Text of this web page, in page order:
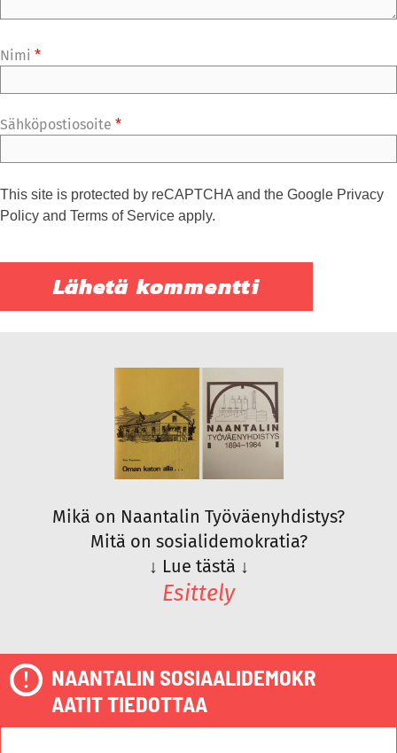
Nimi *
Sähköpostiosoite *
This site is protected by reCAPTCHA and the Google Privacy
Policy and Terms of Service apply.
Mikä on Naantalin Työväenyhdistys?
Mitä on sosialidemokratia?
↓ Lue tästä ↓
Esittely
NAANTALIN SOSIAALIDEMOKR
AATIT TIEDOTTAA